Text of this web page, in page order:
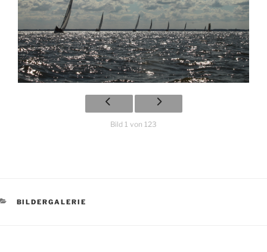
Bild 1 von 123
KATEGORIEN
BILDERGALERIE